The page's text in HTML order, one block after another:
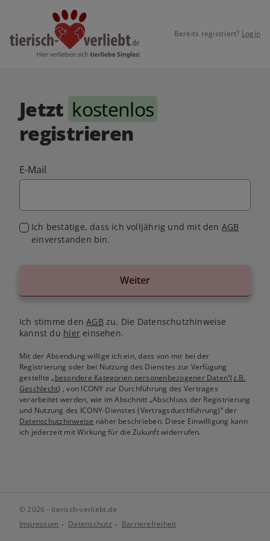
Bereits registriert? Login
Jetzt kostenlos
registrieren
E-Mail
Ich bestätige, dass ich volljährig und mit den AGB
einverstanden bin.
Weiter
Ich stimme denAGB zu. Die Datenschutzhinweise
kannst du hiereinsehen.
Mit der Absendung willige ich ein, dass von mir bei der
Registrierung oder bei Nutzung des Dienstes zur Verfügung
gestellte„besondere Kategorien personenbezogener Daten“(z.B.
Geschlecht) , von ICONY zur Durchführung des Vertrages
verarbeitet werden, wie im Abschnitt „Abschluss der Registrierung
und Nutzung des ICONY-Dienstes (Vertragsdurchführung)“ der
Datenschutzhinweise näher beschrieben. Diese Einwilligung kann
ich jederzeit mit Wirkung für die Zukunft widerrufen.
© 2026 - tierisch-verliebt.de
Impressum
Datenschutz Barrierefreiheit